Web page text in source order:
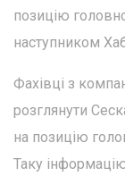
позицію
наступником
Фахівці з
розглянути
на позицію
Таку